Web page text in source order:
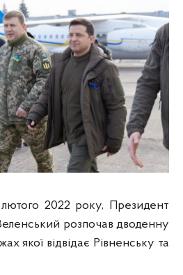
2022 року, Президент
розпочав дводенну
якої відвідає Рівненську та